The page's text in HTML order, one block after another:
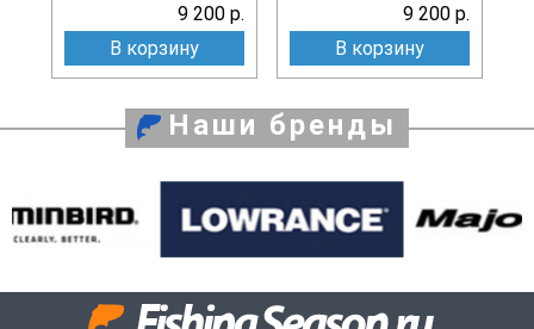
9 200 р.
В корзину
9 200 р.
В корзину
Наши бренды